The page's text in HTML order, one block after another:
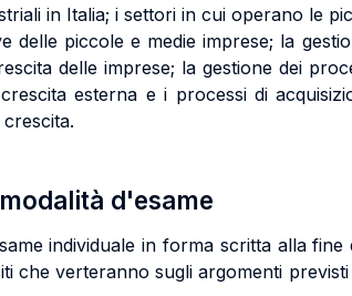
in Italia; i settori in cui operano le
delle piccole e medie imprese; la
delle imprese; la gestione dei
esterna e i processi di
d'esame
individuale in forma scritta alla
che verteranno sugli argomenti